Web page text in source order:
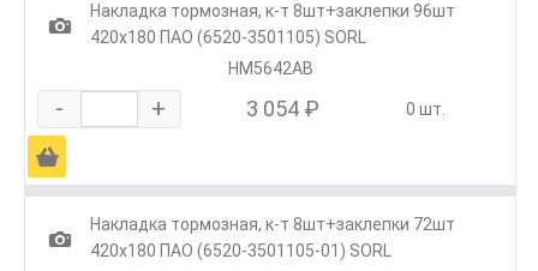
1
Накладка тормозная, к-т 8шт+заклепки 96шт
420х180 ПАО (6520-3501105) SORL
HM5642AB
- + 3 054 ₽ 0 шт.
Ä
1
Накладка тормозная, к-т 8шт+заклепки 72шт
420х180 ПАО (6520-3501105-01) SORL